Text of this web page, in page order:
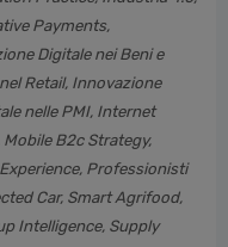
Payments,
Digitale nei Beni e
Retail, Innovazione
nelle PMI, Internet
B2c Strategy,
Professionisti
Car, Smart Agrifood,
Intelligence, Supply